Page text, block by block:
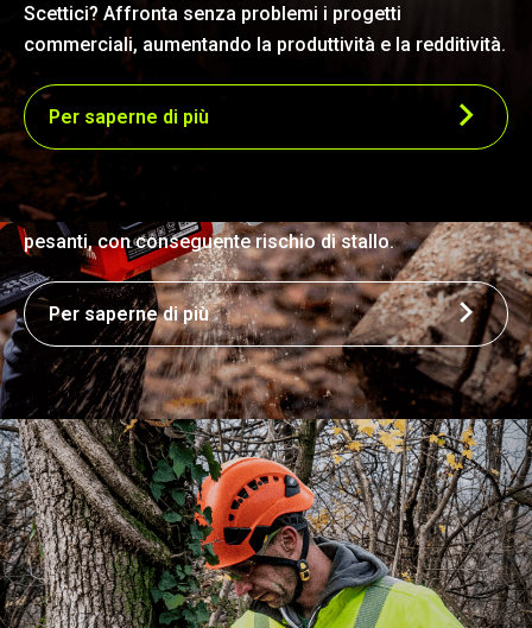
Scettici? Affronta senza problemi i progetti
commerciali, aumentando la produttività e la redditività.
Per saperne di più
Pronti per una potenza inarrestabile?
La motosega Kress offre un nuovo livello di
prestazioni costanti in presenza di carichi variabili,
senza il rischio di stallo. Al contrario, nelle motoseghe
con motore a 2 tempi di potenza simile, le prestazioni
possono diminuire significativamente sotto carichi
pesanti, con conseguente rischio di stallo.
Per saperne di più